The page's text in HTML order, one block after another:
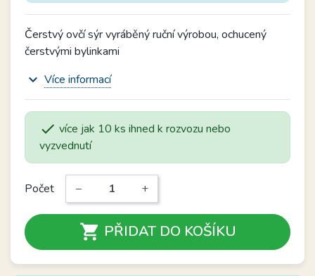
Čerstvý ovčí sýr vyráběný ruční výrobou, ochucený
čerstvými bylinkami
expand_more Více informací
 více jak 10 ks ihned k rozvozu nebo
vyzvednutí
Počet − +
 PŘIDAT DO KOŠÍKU